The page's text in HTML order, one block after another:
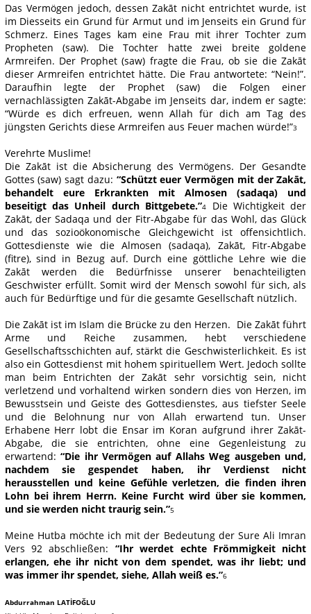
Das Vermögen jedoch, dessen Zakāt nicht entrichtet wurde, ist
im Diesseits ein Grund für Armut und im Jenseits ein Grund für
Schmerz. Eines Tages kam eine Frau mit ihrer Tochter zum
Propheten (saw). Die Tochter hatte zwei breite goldene
Armreifen. Der Prophet (saw) fragte die Frau, ob sie die Zakāt
dieser Armreifen entrichtet hätte. Die Frau antwortete: “Nein!”.
Daraufhin legte der Prophet (saw) die Folgen einer
vernachlässigten Zakāt-Abgabe im Jenseits dar, indem er sagte:
“Würde es dich erfreuen, wenn Allah für dich am Tag des
jüngsten Gerichts diese Armreifen aus Feuer machen würde!”3
Verehrte Muslime!
Die Zakāt ist die Absicherung des Vermögens. Der Gesandte
Gottes (saw) sagt dazu: “Schützt euer Vermögen mit der Zakāt,
behandelt eure Erkrankten mit Almosen (sadaqa) und
beseitigt das Unheil durch Bittgebete.”4
Die Wichtigkeit der
Zakāt, der Sadaqa und der Fitr-Abgabe für das Wohl, das Glück
und das sozioökonomische Gleichgewicht ist offensichtlich.
Gottesdienste wie die Almosen (sadaqa), Zakāt, Fitr-Abgabe
(fitre), sind in Bezug auf. Durch eine göttliche Lehre wie die
Zakāt werden die Bedürfnisse unserer benachteiligten
Geschwister erfüllt. Somit wird der Mensch sowohl für sich, als
auch für Bedürftige und für die gesamte Gesellschaft nützlich.
Die Zakāt ist im Islam die Brücke zu den Herzen. Die Zakāt führt
Arme und Reiche zusammen, hebt verschiedene
Gesellschaftsschichten auf, stärkt die Geschwisterlichkeit. Es ist
also ein Gottesdienst mit hohem spirituellem Wert. Jedoch sollte
man beim Entrichten der Zakāt sehr vorsichtig sein, nicht
verletzend und vorhaltend wirken sondern dies von Herzen, im
Bewusstsein und Geiste des Gottesdienstes, aus tiefster Seele
und die Belohnung nur von Allah erwartend tun. Unser
Erhabene Herr lobt die Ensar im Koran aufgrund ihrer Zakāt-
Abgabe, die sie entrichten, ohne eine Gegenleistung zu
erwartend:“Die ihr Vermögen auf Allahs Weg ausgeben und,
nachdem sie gespendet haben, ihr Verdienst nicht
herausstellen und keine Gefühle verletzen, die finden ihren
Lohn bei ihrem Herrn. Keine Furcht wird über sie kommen,
und sie werden nicht traurig sein.”5
Meine Hutba möchte ich mit der Bedeutung der Sure Ali Imran
Vers 92 abschließen: “Ihr werdet echte Frömmigkeit nicht
erlangen, ehe ihr nicht von dem spendet, was ihr liebt; und
was immer ihr spendet, siehe, Allah weiß es.”6
Abdurrahman LATİFOĞLU